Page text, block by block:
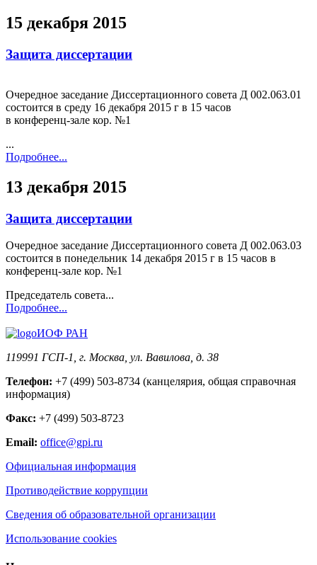
15 декабря 2015
Защита диссертации
Очередное заседание Диссертационного совета Д 002.063.01
состоится в среду 16 декабря 2015 г в 15 часов
в конференц-зале кор. №1
...
Подробнее...
13 декабря 2015
Защита диссертации
Очередное заседание Диссертационного совета Д 002.063.03
состоится в понедельник 14 декабря 2015 г в 15 часов в
конференц-зале кор. №1
Председатель совета...
Подробнее...
ИОФ РАН
119991 ГСП-1, г. Москва, ул. Вавилова, д. 38
Телефон: +7 (499) 503-8734 (канцелярия, общая справочная
информация)
Факс: +7 (499) 503-8723
Email: office@gpi.ru
Официальная информация
Противодействие коррупции
Сведения об образовательной организации
Использование cookies